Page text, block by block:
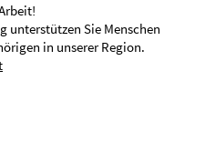
unterstützen Sie Menschen
in unserer Region.